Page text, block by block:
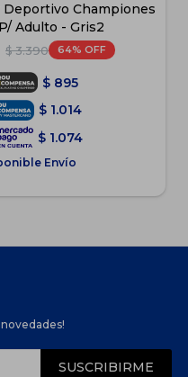
Deportivo Championes
Adulto - Gris2
$ 3.390 64
$ 895
$ 1.014
$ 1.074
Envío
SUSCRIBIRME